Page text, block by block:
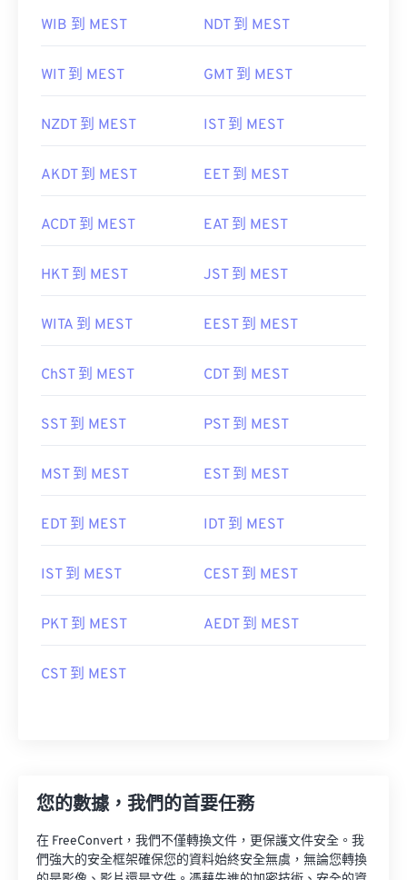
WIB 到 MEST NDT 到 MEST
WIT 到 MEST GMT 到 MEST
NZDT 到 MEST IST 到 MEST
AKDT 到 MEST EET 到 MEST
ACDT 到 MEST EAT 到 MEST
HKT 到 MEST JST 到 MEST
WITA 到 MEST EEST 到 MEST
ChST 到 MEST CDT 到 MEST
SST 到 MEST PST 到 MEST
MST 到 MEST EST 到 MEST
EDT 到 MEST IDT 到 MEST
IST 到 MEST CEST 到 MEST
PKT 到 MEST AEDT 到 MEST
CST 到 MEST
您的數據，我們的首要任務
在 FreeConvert，我們不僅轉換文件，更保護文件安全。我
們強大的安全框架確保您的資料始終安全無虞，無論您轉換